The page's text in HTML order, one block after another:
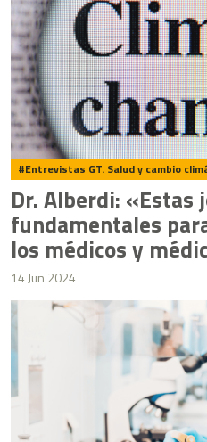
Entrevistas GT. Salud y cambio
Dr. Alberdi: «Estas
fundamentales
los médicos y
importancia del
y su impacto en la
14 Jun 2024